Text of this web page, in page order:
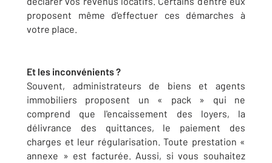
proposent même d'effectuer ces démarches à
votre place.
Et les inconvénients ?
Souvent, administrateurs de biens et agents
immobiliers proposent un « pack » qui ne
comprend que l'encaissement des loyers, la
délivrance des quittances, le paiement des
charges et leur régularisation. Toute prestation «
annexe » est facturée. Aussi, si vous souhaitez